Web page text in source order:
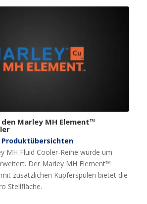
Marley MH Element™
Produktübersichten
MH Fluid Cooler-Reihe wurde um
Der Marley MH Element™
zusätzlichen Kupferspulen bietet die
Stellfläche.